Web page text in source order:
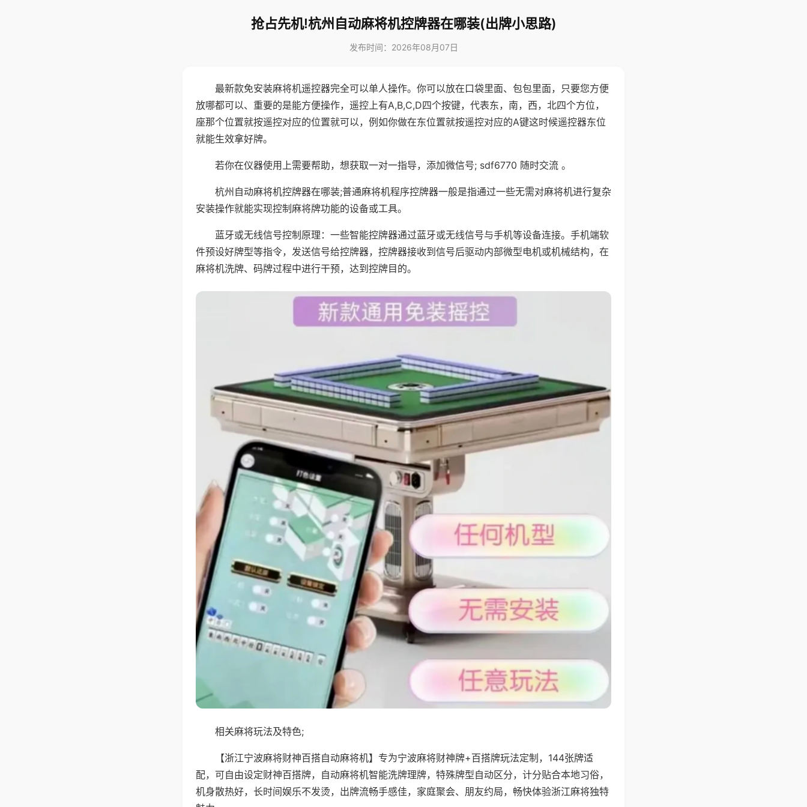
抢占先机!杭州自动麻将机控牌器在哪装(出牌小思路)
发布时间：2026年08月07日
最新款免安装麻将机遥控器完全可以单人操作。你可以放在口袋里面、包包里面，只要您方便
放哪都可以、重要的是能方便操作，遥控上有A,B,C,D四个按键，代表东，南，西，北四个方位，
座那个位置就按遥控对应的位置就可以，例如你做在东位置就按遥控对应的A键这时候遥控器东位
就能生效拿好牌。
若你在仪器使用上需要帮助，想获取一对一指导，添加微信号; sdf6770 随时交流 。
杭州自动麻将机控牌器在哪装;普通麻将机程序控牌器一般是指通过一些无需对麻将机进行复杂
安装操作就能实现控制麻将牌功能的设备或工具。
蓝牙或无线信号控制原理：一些智能控牌器通过蓝牙或无线信号与手机等设备连接。手机端软
件预设好牌型等指令，发送信号给控牌器，控牌器接收到信号后驱动内部微型电机或机械结构，在
麻将机洗牌、码牌过程中进行干预，达到控牌目的。
相关麻将玩法及特色;
【浙江宁波麻将财神百搭自动麻将机】专为宁波麻将财神牌+百搭牌玩法定制，144张牌适
配，可自由设定财神百搭牌，自动麻将机智能洗牌理牌，特殊牌型自动区分，计分贴合本地习俗，
机身散热好，长时间娱乐不发烫，出牌流畅手感佳，家庭聚会、朋友约局，畅快体验浙江麻将独特